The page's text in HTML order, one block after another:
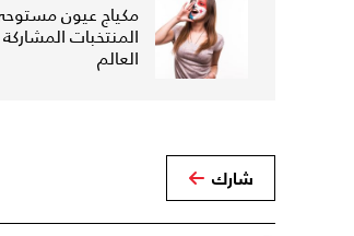
مكياج عيون
المنتخبات
العالم
شارك